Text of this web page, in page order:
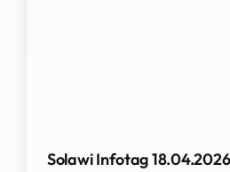
Solawi Infotag